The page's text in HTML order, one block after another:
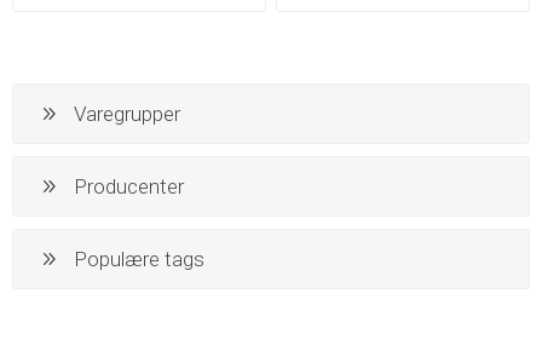
Varegrupper
Producenter
Populære tags